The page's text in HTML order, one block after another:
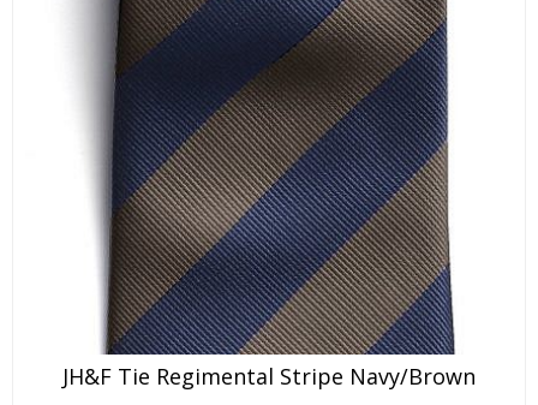
JH&F Tie Regimental Stripe Navy/Brown